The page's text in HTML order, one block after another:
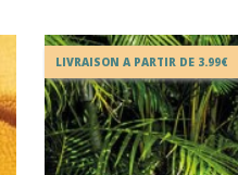
LIVRAISON A PARTIR DE 3.99€